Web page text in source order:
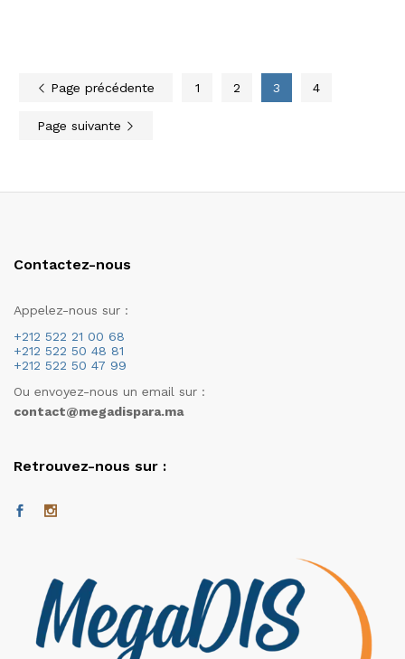
Page précédente 1 2 3 4
Page suivante
Contactez-nous
Appelez-nous sur :
+212 522 21 00 68
+212 522 50 48 81
+212 522 50 47 99
Ou envoyez-nous un email sur :
contact@megadispara.ma
Retrouvez-nous sur :